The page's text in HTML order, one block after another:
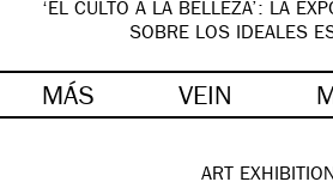
‘EL CULTO A LA BELLEZA’: LA
SOBRE LOS IDEALES
MÁS VEIN
ART